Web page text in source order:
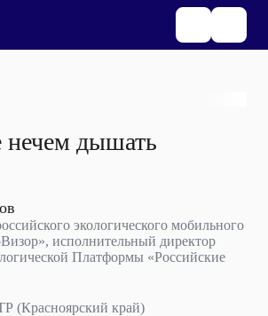
нечем дышать
экологического мобильного
исполнительный директор
Платформы «Российские
(Красноярский край)